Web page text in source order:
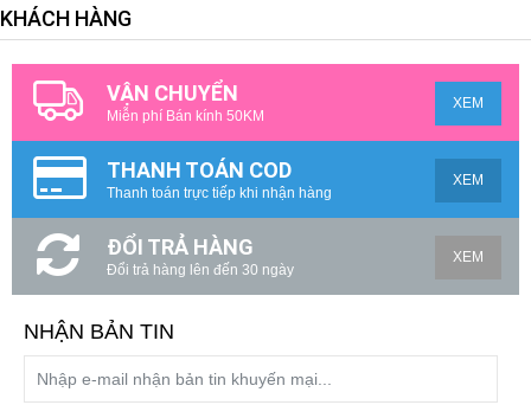
KHÁCH HÀNG
VẬN CHUYỂN
Miễn phí Bán kính 50KM
XEM
THANH TOÁN COD
Thanh toán trực tiếp khi nhận hàng
XEM
ĐỔI TRẢ HÀNG
Đổi trả hàng lên đến 30 ngày
XEM
NHẬN BẢN TIN